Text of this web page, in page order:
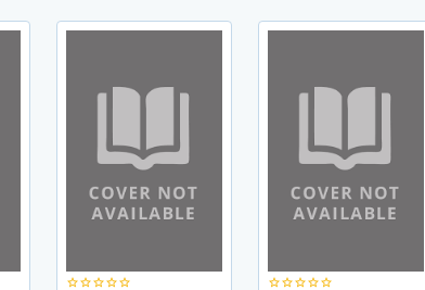
star_borderstar_borderstar_borderstar_borderstar_border star_borderstar_borderstar_borderstar_borderstar_border